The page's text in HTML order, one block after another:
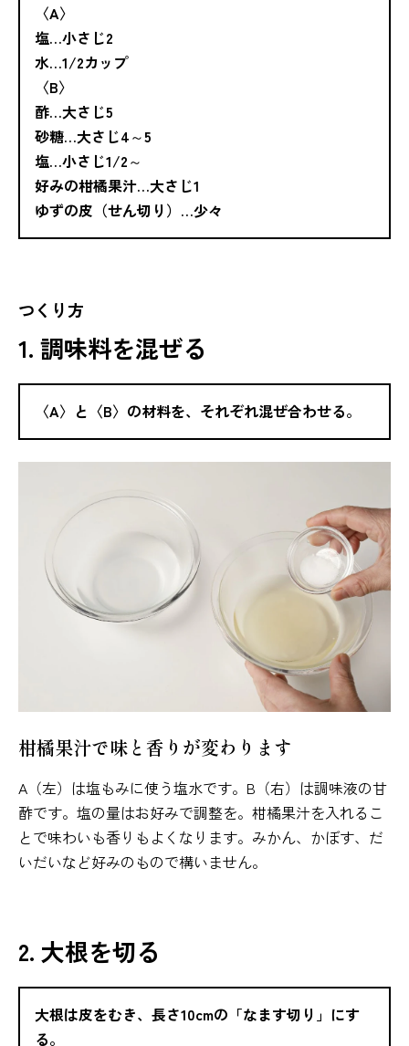
〈A〉
塩…小さじ2
水…1/2カップ
〈B〉
酢…大さじ5
砂糖…大さじ4～5
塩…小さじ1/2～
好みの柑橘果汁…大さじ1
ゆずの皮（せん切り）…少々
つくり方
1. 調味料を混ぜる
〈A〉と〈B〉の材料を、それぞれ混ぜ合わせる。
柑橘果汁で味と香りが変わります
A（左）は塩もみに使う塩水です。B（右）は調味液の甘
酢です。塩の量はお好みで調整を。柑橘果汁を入れるこ
とで味わいも香りもよくなります。みかん、かぼす、だ
いだいなど好みのもので構いません。
2. 大根を切る
大根は皮をむき、長さ10cmの「なます切り」にす
る。